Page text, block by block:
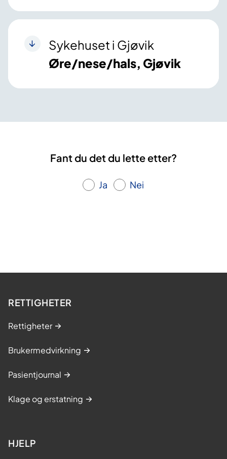
Sykehuset i Gjøvik
Øre/nese/hals, Gjøvik
Fant du det du lette etter?
Ja Nei
RETTIGHETER
Rettigheter
Brukermedvirkning
Pasientjournal
Klage og erstatning
HJELP